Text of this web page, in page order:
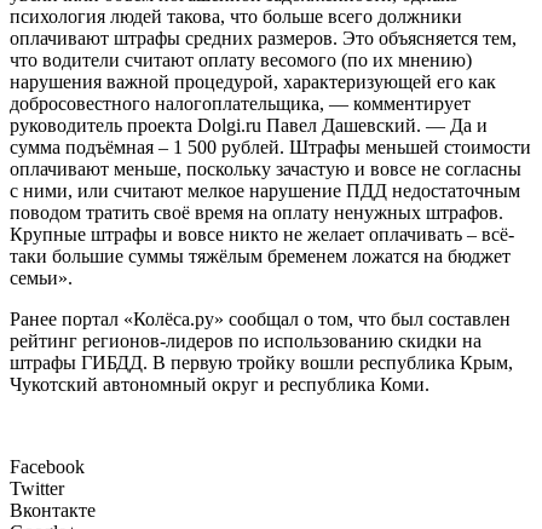
психология людей такова, что больше всего должники
оплачивают штрафы средних размеров. Это объясняется тем,
что водители считают оплату весомого (по их мнению)
нарушения важной процедурой, характеризующей его как
добросовестного налогоплательщика, — комментирует
руководитель проекта Dolgi.ru Павел Дашевский. — Да и
сумма подъёмная – 1 500 рублей. Штрафы меньшей стоимости
оплачивают меньше, поскольку зачастую и вовсе не согласны
с ними, или считают мелкое нарушение ПДД недостаточным
поводом тратить своё время на оплату ненужных штрафов.
Крупные штрафы и вовсе никто не желает оплачивать – всё-
таки большие суммы тяжёлым бременем ложатся на бюджет
семьи».
Ранее портал «Колёса.ру» сообщал о том, что был составлен
рейтинг регионов-лидеров по использованию скидки на
штрафы ГИБДД. В первую тройку вошли республика Крым,
Чукотский автономный округ и республика Коми.
Facebook
Twitter
Вконтакте